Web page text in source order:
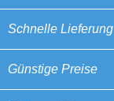
Schnelle Lieferung
Günstige Preise